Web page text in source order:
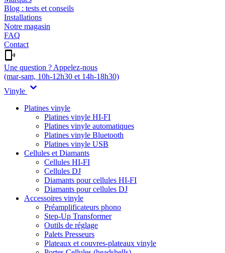
Blog : tests et conseils
Installations
Notre magasin
FAQ
Contact
Une question ? Appelez-nous
(mar-sam, 10h-12h30 et 14h-18h30)
Vinyle
Platines vinyle
Platines vinyle HI-FI
Platines vinyle automatiques
Platines vinyle Bluetooth
Platines vinyle USB
Cellules et Diamants
Cellules HI-FI
Cellules DJ
Diamants pour cellules HI-FI
Diamants pour cellules DJ
Accessoires vinyle
Préamplificateurs phono
Step-Up Transformer
Outils de réglage
Palets Presseurs
Plateaux et couvres-plateaux vinyle